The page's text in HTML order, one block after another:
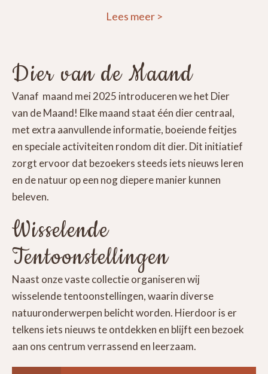
Lees meer >
Dier van de Maand
Vanaf maand mei 2025 introduceren we het Dier
van de Maand! Elke maand staat één dier centraal,
met extra aanvullende informatie, boeiende feitjes
en speciale activiteiten rondom dit dier. Dit initiatief
zorgt ervoor dat bezoekers steeds iets nieuws leren
en de natuur op een nog diepere manier kunnen
beleven.
Wisselende
Tentoonstellingen
Naast onze vaste collectie organiseren wij
wisselende tentoonstellingen, waarin diverse
natuuronderwerpen belicht worden. Hierdoor is er
telkens iets nieuws te ontdekken en blijft een bezoek
aan ons centrum verrassend en leerzaam.